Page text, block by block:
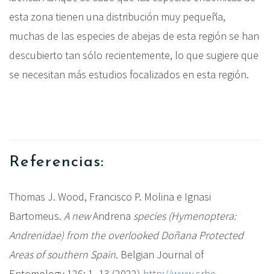
esta zona tienen una distribución muy pequeña,
muchas de las especies de abejas de esta región se han
descubierto tan sólo recientemente, lo que sugiere que
se necesitan más estudios focalizados en esta región.
Referencias:
Thomas J. Wood, Francisco P. Molina e Ignasi
Bartomeus. A newAndrena species (Hymenoptera:
Andrenidae) from the overlooked Doñana Protected
Areas of southern Spain. Belgian Journal of